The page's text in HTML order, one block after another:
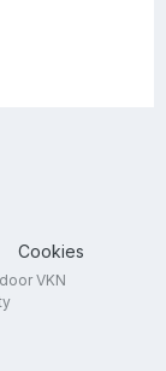
Cookies
VKN